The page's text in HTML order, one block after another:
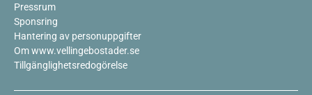
Pressrum
Sponsring
Hantering av personuppgifter
Om www.vellingebostader.se
Tillgänglighetsredogörelse